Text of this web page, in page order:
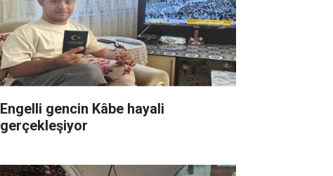
Engelli gencin Kâbe hayali
gerçekleşiyor